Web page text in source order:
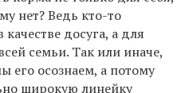
нет? Ведь кто-то
досуга, а для
семьи. Так или иначе,
его осознаем, а потому
широкую линейку